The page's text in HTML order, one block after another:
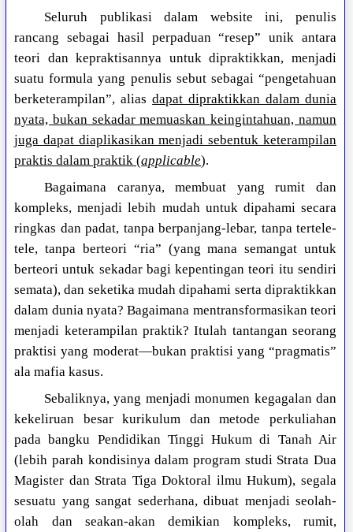
Seluruh publikasi dalam website ini, penulis
rancang sebagai hasil perpaduan “resep” unik antara
teori dan kepraktisannya untuk dipraktikkan, menjadi
suatu formula yang penulis sebut sebagai “pengetahuan
berketerampilan”, aliasdapat dipraktikkan dalam dunia
nyata, bukan sekadar memuaskan keingintahuan, namun
juga dapat diaplikasikan menjadi sebentuk keterampilan
praktis dalam praktik (applicable).
Bagaimana caranya, membuat yang rumit dan
kompleks, menjadi lebih mudah untuk dipahami secara
ringkas dan padat, tanpa berpanjang-lebar, tanpa tertele-
tele, tanpa berteori “ria” (yang mana semangat untuk
berteori untuk sekadar bagi kepentingan teori itu sendiri
semata), dan seketika mudah dipahami serta dipraktikkan
dalam dunia nyata? Bagaimana mentransformasikan teori
menjadi keterampilan praktik? Itulah tantangan seorang
praktisi yang moderat—bukan praktisi yang “pragmatis”
ala mafia kasus.
Sebaliknya, yang menjadi monumen kegagalan dan
kekeliruan besar kurikulum dan metode perkuliahan
pada bangku Pendidikan Tinggi Hukum di Tanah Air
(lebih parah kondisinya dalam program studi Strata Dua
Magister dan Strata Tiga Doktoral ilmu Hukum), segala
sesuatu yang sangat sederhana, dibuat menjadi seolah-
olah dan seakan-akan demikian kompleks, rumit,